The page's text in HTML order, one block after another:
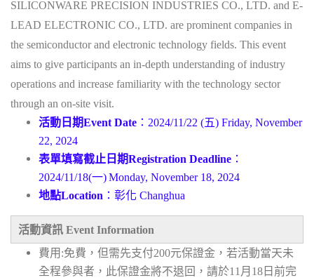
SILICONWARE PRECISION INDUSTRIES CO., LTD. and E-
LEAD ELECTRONIC CO., LTD. are prominent companies in
the semiconductor and electronic technology fields. This event
aims to give participants an in-depth understanding of industry
operations and increase familiarity with the technology sector
through an on-site visit.
活動日期Event Date ： 2024/11/22 (五) Friday, November
22, 2024
表單填寫截止日期Registration Deadline ：
2024/11/18(一)Monday, November 18, 2024
地點Location ：彰化 Changhua
活動資訊 Event Information
費用:免費，但需先支付200元保證金，若活動當天未
全程參與者，此保證金將不退回，請於11月18日前完